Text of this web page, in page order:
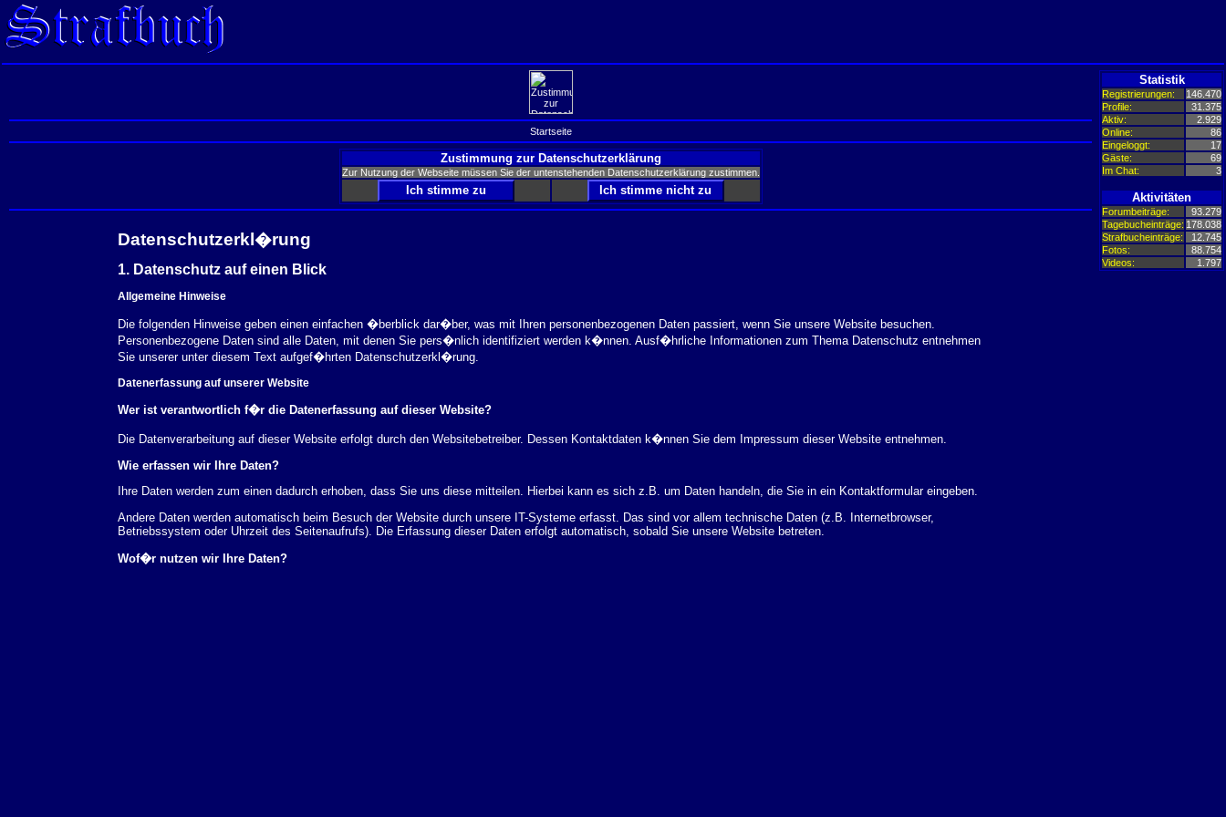
Startseite
Zustimmung zur Datenschutzerklärung
Zur Nutzung der Webseite müssen Sie der untenstehenden Datenschutzerklärung zustimmen.
Datenschutzerkl�rung
1. Datenschutz auf einen Blick
Allgemeine Hinweise
Die folgenden Hinweise geben einen einfachen �berblick dar�ber, was mit Ihren personenbezogenen Daten passiert, wenn Sie unsere Website besuchen.
Personenbezogene Daten sind alle Daten, mit denen Sie pers�nlich identifiziert werden k�nnen. Ausf�hrliche Informationen zum Thema Datenschutz entnehmen
Sie unserer unter diesem Text aufgef�hrten Datenschutzerkl�rung.
Datenerfassung auf unserer Website
Wer ist verantwortlich f�r die Datenerfassung auf dieser Website?
Die Datenverarbeitung auf dieser Website erfolgt durch den Websitebetreiber. Dessen Kontaktdaten k�nnen Sie dem Impressum dieser Website entnehmen.
Wie erfassen wir Ihre Daten?
Ihre Daten werden zum einen dadurch erhoben, dass Sie uns diese mitteilen. Hierbei kann es sich z.B. um Daten handeln, die Sie in ein Kontaktformular eingeben.
Andere Daten werden automatisch beim Besuch der Website durch unsere IT-Systeme erfasst. Das sind vor allem technische Daten (z.B. Internetbrowser,
Betriebssystem oder Uhrzeit des Seitenaufrufs). Die Erfassung dieser Daten erfolgt automatisch, sobald Sie unsere Website betreten.
Wof�r nutzen wir Ihre Daten?
Statistik
Registrierungen:
146.470
Profile:
31.375
Aktiv:
2.929
Online:
86
Eingeloggt:
17
Gäste:
69
Im Chat:
3
Aktivitäten
Forumbeiträge:
93.279
Tagebucheinträge: 178.038
Strafbucheinträge:
12.745
Fotos:
88.754
Videos:
1.797